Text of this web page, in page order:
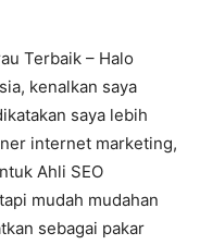
Terbaik – Halo
kenalkan saya
saya lebih
internet marketing,
Ahli SEO
mudah mudahan
sebagai pakar